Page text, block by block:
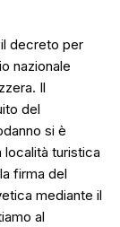
il decreto per
nazionale
Il
del
si è
località turistica
firma del
mediante il
al